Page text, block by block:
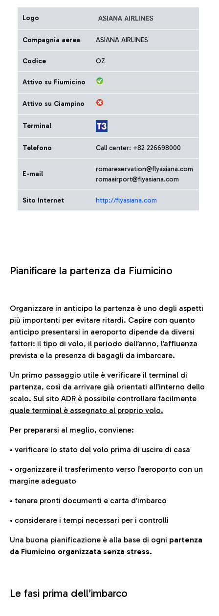
Logo
Compagnia aerea ASIANA AIRLINES
Codice OZ
Attivo su Fiumicino
Attivo su Ciampino
Terminal
Telefono Call center: +82 226698000
E-mail
romareservation@flyasiana.com
romaairport@flyasiana.com
Sito Internet http://flyasiana.com
Pianificare la partenza da Fiumicino
Organizzare in anticipo la partenza è uno degli aspetti
più importanti per evitare ritardi. Capire con quanto
anticipo presentarsi in aeroporto dipende da diversi
fattori: il tipo di volo, il periodo dell’anno, l’affluenza
prevista e la presenza di bagagli da imbarcare.
Un primo passaggio utile è verificare il terminal di
partenza, così da arrivare già orientati all’interno dello
scalo. Sul sito ADR è possibile controllare facilmente
quale terminal è assegnato al proprio volo.
Per prepararsi al meglio, conviene:
• verificare lo stato del volo prima di uscire di casa
• organizzare il trasferimento verso l’aeroporto con un
margine adeguato
• tenere pronti documenti e carta d’imbarco
• considerare i tempi necessari per i controlli
Una buona pianificazione è alla base di ogni partenza
da Fiumicino organizzata senza stress.
Le fasi prima dell’imbarco